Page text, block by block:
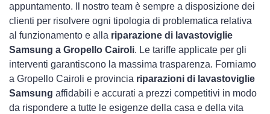
appuntamento. Il nostro team è sempre a disposizione dei
clienti per risolvere ogni tipologia di problematica relativa
al funzionamento e alla riparazione di lavastoviglie
Samsung a Gropello Cairoli. Le tariffe applicate per gli
interventi garantiscono la massima trasparenza. Forniamo
a Gropello Cairoli e provincia riparazioni di lavastoviglie
Samsung affidabili e accurati a prezzi competitivi in modo
da rispondere a tutte le esigenze della casa e della vita